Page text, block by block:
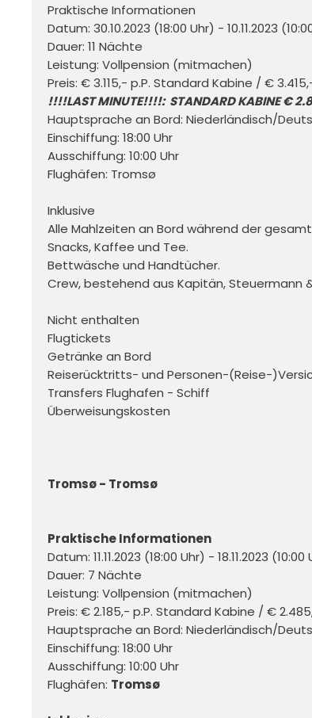
Praktische Informationen
Datum: 30.10.2023 (18:00 Uhr) - 10.11.2023
Dauer: 11 Nächte
Leistung: Vollpension (mitmachen)
!!!!LAST MINUTE!!!!:  STANDARD KABINE €
Hauptsprache an Bord: Niederländisch/
Einschiffung: 18:00 Uhr
Ausschiffung: 10:00 Uhr
Flughäfen: Tromsø
Inklusive
Alle Mahlzeiten an Bord während der
Snacks, Kaffee und Tee.
Bettwäsche und Handtücher.
Crew, bestehend aus Kapitän, Steuermann
Nicht enthalten
Flugtickets
Getränke an Bord
Reiserücktritts- und Personen-(Reise-
Transfers Flughafen - Schiff
Überweisungskosten
Tromsø - Tromsø
Praktische Informationen
Datum: 11.11.2023 (18:00 Uhr) - 18.11.2023 (10:00
Dauer: 7 Nächte
Leistung: Vollpension (mitmachen)
Preis: € 2.185,- p.P. Standard Kabine / €
Hauptsprache an Bord: Niederländisch/
Einschiffung: 18:00 Uhr
Ausschiffung: 10:00 Uhr
Flughäfen: Tromsø